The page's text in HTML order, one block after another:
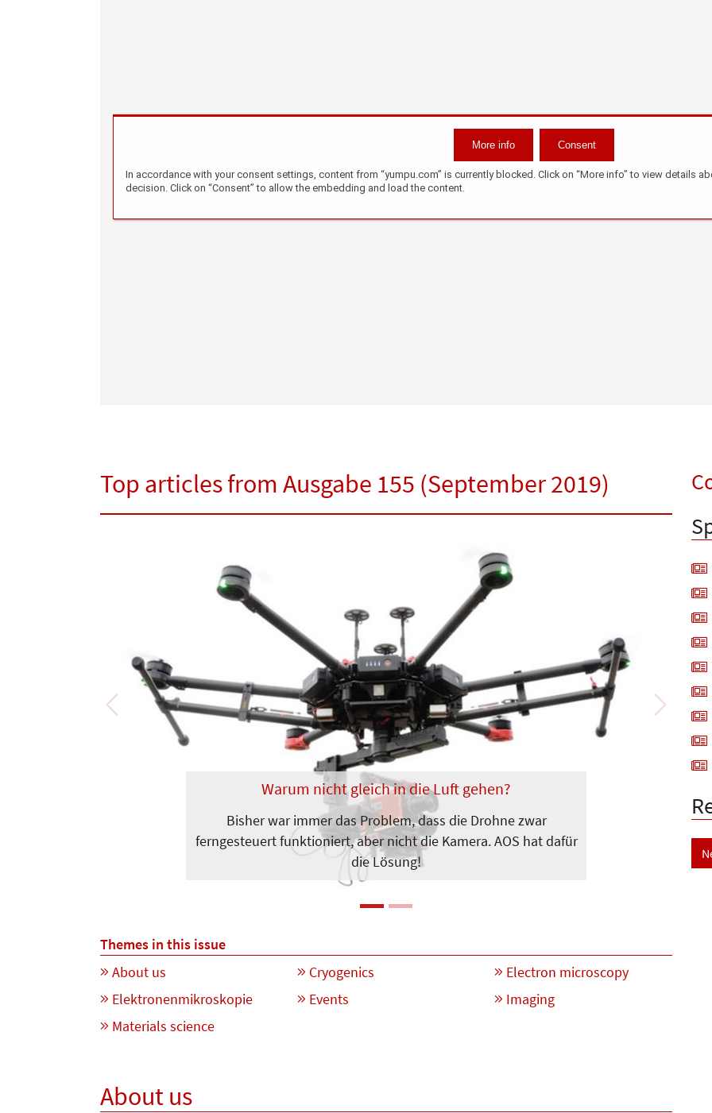
Top articles from Ausgabe 155 (September 2019)
Warum nicht gleich in die Luft gehen?
Bisher war immer das Problem, dass die Drohne zwar
ferngesteuert funktioniert, aber nicht die Kamera. AOS hat dafür
die Lösung!
Previous Next
Themes in this issue
About us
Cryogenics
Electron microscopy
Elektronenmikroskopie
Events
Imaging
Materials science
About us